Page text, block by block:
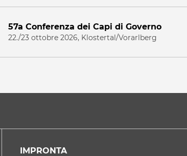
57a Conferenza dei Capi di Governo
22./23 ottobre 2026, Klostertal/Vorarlberg
IMPRONTA